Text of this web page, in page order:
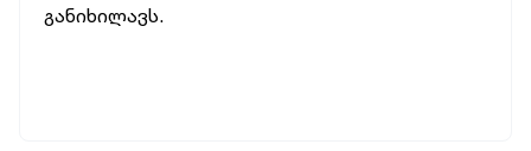
განიხილავს.